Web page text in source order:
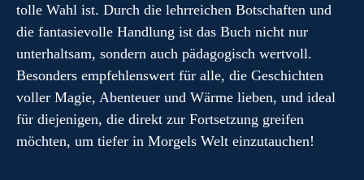
tolle Wahl ist. Durch die lehrreichen Botschaften und
die fantasievolle Handlung ist das Buch nicht nur
unterhaltsam, sondern auch pädagogisch wertvoll.
Besonders empfehlenswert für alle, die Geschichten
voller Magie, Abenteuer und Wärme lieben, und ideal
für diejenigen, die direkt zur Fortsetzung greifen
möchten, um tiefer in Morgels Welt einzutauchen!